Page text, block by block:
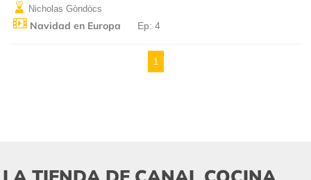
Nicholas Gòndòcs
Navidad en Europa Ep: 4
1